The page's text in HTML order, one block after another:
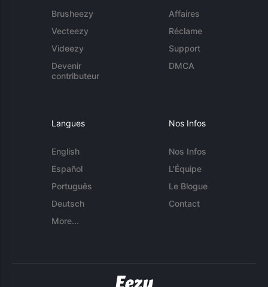
Brusheezy
Vecteezy
Videezy
Devenir
contributeur
Affaires
Réclame
Support
DMCA
Langues
English
Español
Português
Deutsch
More...
Nos Infos
Nos Infos
L'Équipe
Le Blogue
Contact